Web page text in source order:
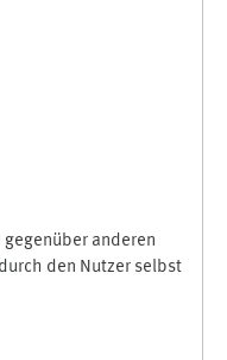
anderen
den Nutzer selbst